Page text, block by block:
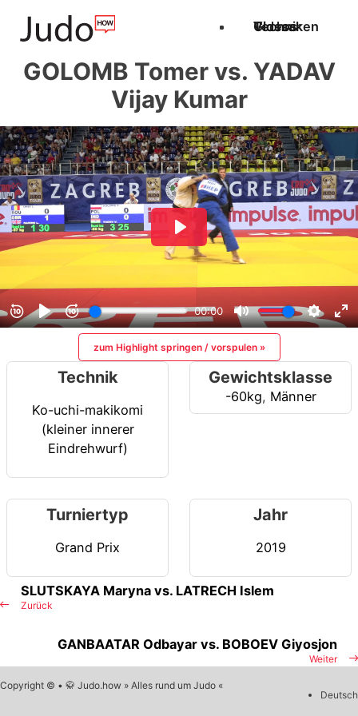
Techniken
Videos
Glossar
GOLOMB Tomer vs. YADAV
Vijay Kumar
zum Highlight springen / vorspulen »
Technik
Ko-uchi-makikomi
(kleiner innerer
Eindrehwurf)
Gewichtsklasse
-60kg, Männer
Turniertyp
Grand Prix
Jahr
2019
Zurück
SLUTSKAYA Maryna vs. LATRECH Islem
Weiter
GANBAATAR Odbayar vs. BOBOEV Giyosjon
Copyright © • 🥋 Judo.how » Alles rund um Judo «
Deutsch